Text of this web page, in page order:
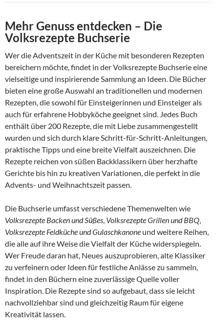
Mehr Genuss entdecken – Die
Volksrezepte Buchserie
Wer die Adventszeit in der Küche mit besonderen Rezepten
bereichern möchte, findet in der Volksrezepte Buchserie eine
vielseitige und inspirierende Sammlung an Ideen. Die Bücher
bieten eine große Auswahl an traditionellen und modernen
Rezepten, die sowohl für Einsteigerinnen und Einsteiger als
auch für erfahrene Hobbyköche geeignet sind. Jedes Buch
enthält über 200 Rezepte, die mit Liebe zusammengestellt
wurden und sich durch klare Schritt-für-Schritt-Anleitungen,
praktische Tipps und eine breite Vielfalt auszeichnen. Die
Rezepte reichen von süßen Backklassikern über herzhafte
Gerichte bis hin zu kreativen Variationen, die perfekt in die
Advents- und Weihnachtszeit passen.
Die Buchserie umfasst verschiedene Themenwelten wie
Volksrezepte Backen und Süßes, Volksrezepte Grillen und BBQ,
Volksrezepte Feldküche und Gulaschkanone und weitere Reihen,
die alle auf ihre Weise die Vielfalt der Küche widerspiegeln.
Wer Freude daran hat, Neues auszuprobieren, alte Klassiker
zu verfeinern oder Ideen für festliche Anlässe zu sammeln,
findet in den Büchern eine zuverlässige Quelle voller
Inspiration. Die Rezepte sind so aufgebaut, dass sie leicht
nachvollziehbar sind und gleichzeitig Raum für eigene
Kreativität lassen.